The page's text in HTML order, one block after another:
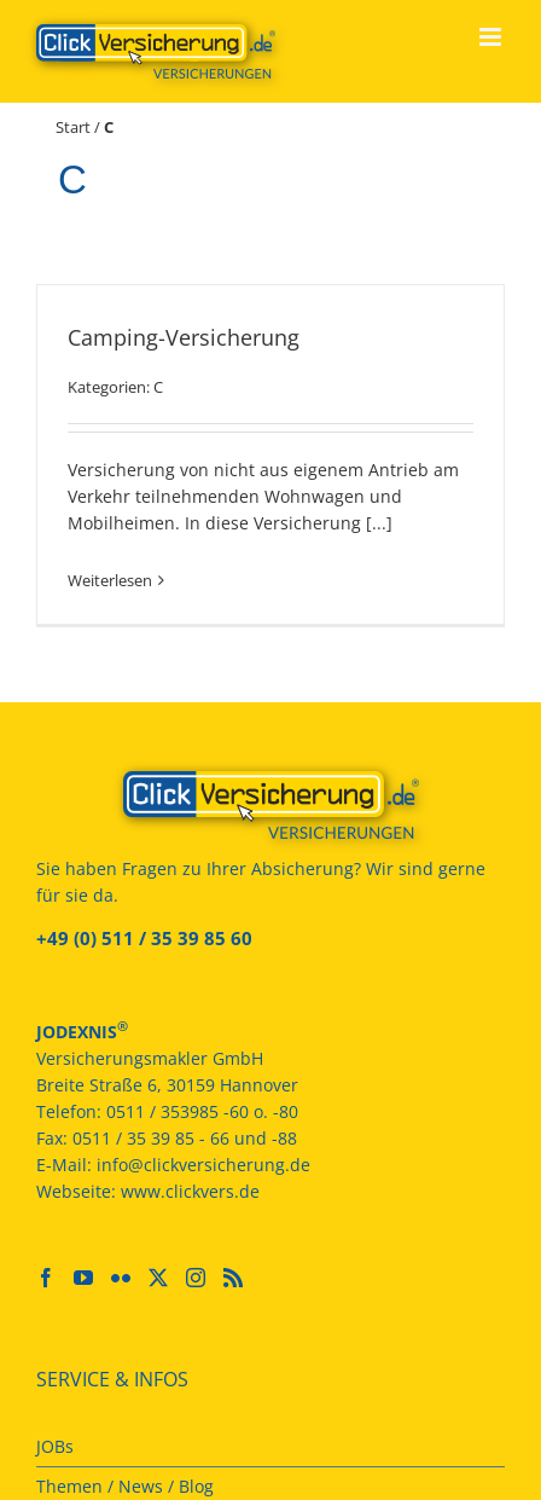
Inhalt
springen
Start/C
C
Camping-Versicherung
Kategorien:C
Versicherung von nicht aus eigenem Antrieb am
Verkehr teilnehmenden Wohnwagen und
Mobilheimen. In diese Versicherung [...]
Weiterlesen
Sie haben Fragen zu Ihrer Absicherung? Wir sind gerne
für sie da.
+49 (0) 511 / 35 39 85 60
JODEXNIS®
Versicherungsmakler GmbH
Breite Straße 6, 30159 Hannover
Telefon: 0511 / 353985 -60 o. -80
Fax: 0511 / 35 39 85 - 66 und -88
E-Mail: info@clickversicherung.de
Webseite: www.clickvers.de
SERVICE & INFOS
JOBs
Themen / News / Blog